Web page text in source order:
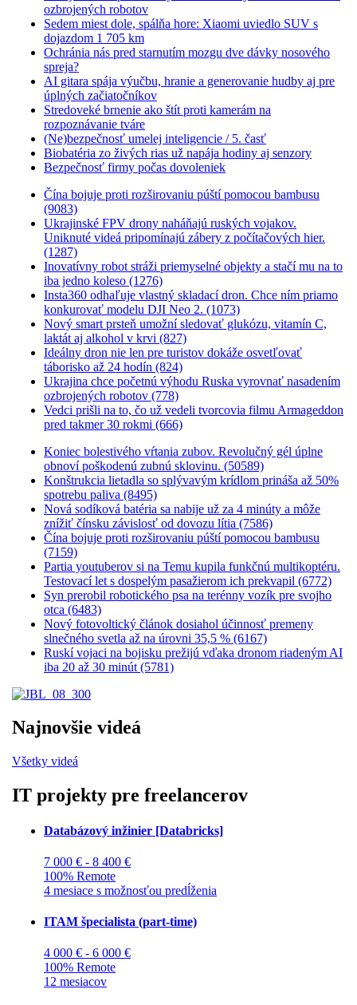
ozbrojených robotov
Sedem miest dole, spálňa hore: Xiaomi uviedlo SUV s
dojazdom 1 705 km
Ochránia nás pred starnutím mozgu dve dávky nosového
spreja?
AI gitara spája výučbu, hranie a generovanie hudby aj pre
úplných začiatočníkov
Stredoveké brnenie ako štít proti kamerám na
rozpoznávanie tváre
(Ne)bezpečnosť umelej inteligencie / 5. časť
Biobatéria zo živých rias už napája hodiny aj senzory
Bezpečnosť firmy počas dovoleniek
Čína bojuje proti rozširovaniu púští pomocou bambusu
(9083)
Ukrajinské FPV drony naháňajú ruských vojakov.
Uniknuté videá pripomínajú zábery z počítačových hier.
(1287)
Inovatívny robot stráži priemyselné objekty a stačí mu na to
iba jedno koleso (1276)
Insta360 odhaľuje vlastný skladací dron. Chce ním priamo
konkurovať modelu DJI Neo 2. (1073)
Nový smart prsteň umožní sledovať glukózu, vitamín C,
laktát aj alkohol v krvi (827)
Ideálny dron nie len pre turistov dokáže osvetľovať
táborisko až 24 hodín (824)
Ukrajina chce početnú výhodu Ruska vyrovnať nasadením
ozbrojených robotov (778)
Vedci prišli na to, čo už vedeli tvorcovia filmu Armageddon
pred takmer 30 rokmi (666)
Koniec bolestivého vŕtania zubov. Revolučný gél úplne
obnoví poškodenú zubnú sklovinu. (50589)
Konštrukcia lietadla so splývavým krídlom prináša až 50%
spotrebu paliva (8495)
Nová sodíková batéria sa nabije už za 4 minúty a môže
znížiť čínsku závislosť od dovozu lítia (7586)
Čína bojuje proti rozširovaniu púští pomocou bambusu
(7159)
Partia youtuberov si na Temu kupila funkčnú multikoptéru.
Testovací let s dospelým pasažierom ich prekvapil (6772)
Syn prerobil robotického psa na terénny vozík pre svojho
otca (6483)
Nový fotovoltický článok dosiahol účinnosť premeny
slnečného svetla až na úrovni 35,5 % (6167)
Ruskí vojaci na bojisku prežijú vďaka dronom riadeným AI
iba 20 až 30 minút (5781)
Najnovšie videá
Všetky videá
IT projekty pre freelancerov
Databázový inžinier [Databricks]
7 000 € - 8 400 €
100% Remote
4 mesiace s možnosťou predĺženia
ITAM špecialista (part-time)
4 000 € - 6 000 €
100% Remote
12 mesiacov